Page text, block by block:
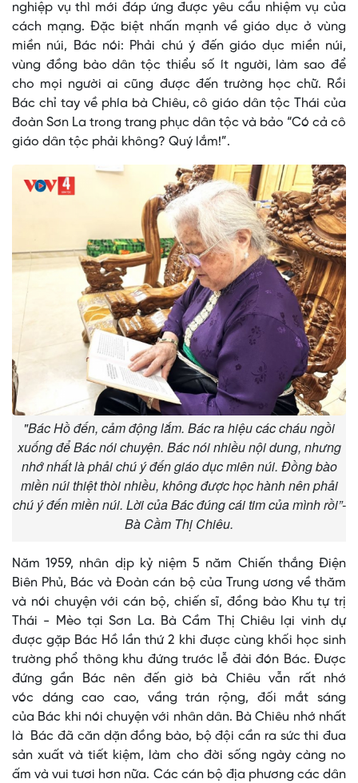
nghiệp vụ thì mới đáp ứng được yêu cầu nhiệm vụ của
cách mạng. Đặc biệt nhấn mạnh về giáo dục ở vùng
miền núi, Bác nói: Phải chú ý đến giáo dục miền núi,
vùng đồng bào dân tộc thiểu số ít người, làm sao để
cho mọi người ai cũng được đến trường học chữ. Rồi
Bác chỉ tay về phía bà Chiêu, cô giáo dân tộc Thái của
đoàn Sơn La trong trang phục dân tộc và bảo “Có cả cô
giáo dân tộc phải không? Quý lắm!”.
"Bác Hồ đến, cảm động lắm. Bác ra hiệu các cháu ngồi
xuống để Bác nói chuyện. Bác nói nhiều nội dung, nhưng
nhớ nhất là phải chú ý đến giáo dục miên núi. Đồng bào
miền núi thiệt thòi nhiều, không được học hành nên phải
chú ý đến miền núi. Lời của Bác đúng cái tim của mình rồi”-
Bà Cầm Thị Chiêu.
Năm 1959, nhân dịp kỷ niệm 5 năm Chiến thắng Điện
Biên Phủ, Bác và Đoàn cán bộ của Trung ương về thăm
và nói chuyện với cán bộ, chiến sĩ, đồng bào Khu tự trị
Thái - Mèo tại Sơn La. Bà Cầm Thị Chiêu lại vinh dự
được gặp Bác Hồ lần thứ 2 khi được cùng khối học sinh
trường phổ thông khu đứng trước lễ đài đón Bác. Được
đứng gần Bác nên đến giờ bà Chiêu vẫn rất nhớ
vóc dáng cao cao, vầng trán rộng, đối mắt sáng
của Bác khi nói chuyện với nhân dân. Bà Chiêu nhớ nhất
là Bác đã căn dặn đồng bào, bộ đội cần ra sức thi đua
sản xuất và tiết kiệm, làm cho đời sống ngày càng no
ấm và vui tươi hơn nữa. Các cán bộ địa phương các dân